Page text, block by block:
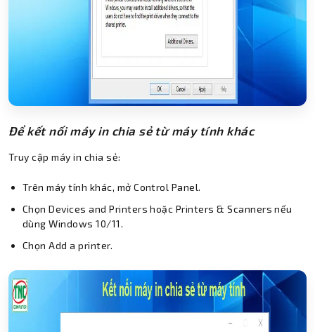
Để kết nối máy in chia sẻ từ máy tính khác
Truy cập máy in chia sẻ:
Trên máy tính khác, mở Control Panel.
Chọn Devices and Printers hoặc Printers & Scanners nếu
dùng Windows 10/11.
Chọn Add a printer.